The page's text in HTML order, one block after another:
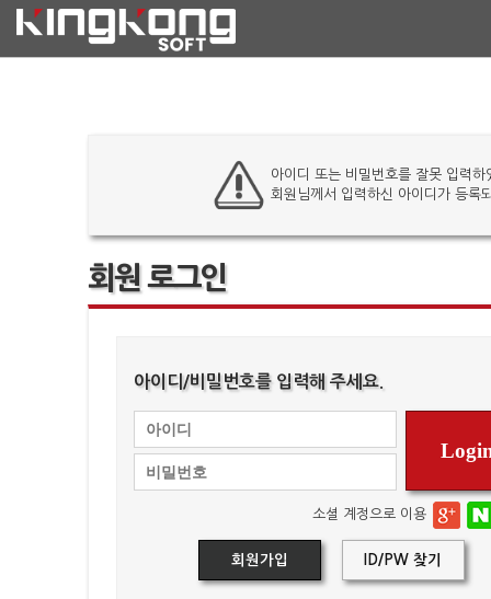
아이디 또는 비밀번호를 잘못 입력하
회원님께서 입력하신 아이디가 등록
회원 로그인
아이디/비밀번호를 입력해 주세요.
소셜 계정으로 이용
회원가입 ID/PW 찾기